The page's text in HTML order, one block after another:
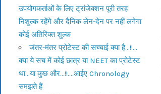
उपयोगकर्ताओं के लिए ट्रांजेक्शन पूरी तरह
निशुल्क रहेंगे और दैनिक लेन-देन पर नहीं लगेगा
कोई अतिरिक्त शुल्क
जंतर-मंतर प्रोटेस्ट की सच्चाई क्या है…!!…
क्या ये सच में कोई छात्र या NEET का प्रोटेस्ट
था…या कुछ और…!!….आईए Chronology
समझते हैं